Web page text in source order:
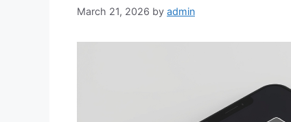
March 21, 2026 by admin